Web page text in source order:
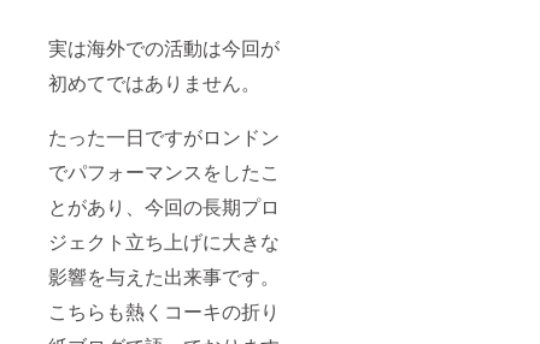
実は海外での活動は今回が
初めてではありません。
たった一日ですがロンドン
でパフォーマンスをしたこ
とがあり、今回の長期プロ
ジェクト立ち上げに大きな
影響を与えた出来事です。
こちらも熱くコーキの折り